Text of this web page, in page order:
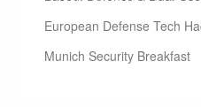
European Defense Tech
Munich Security Breakfast